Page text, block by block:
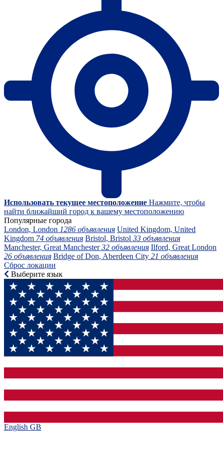
Использовать текущее местоположение Нажмите, чтобы
найти ближайший город к вашему местоположению
Популярные города
London, London 1286 объявления United Kingdom, United
Kingdom 74 объявления Bristol, Bristol 33 объявления
Manchester, Great Manchester32 объявления Ilford, Great London
26 объявления Bridge of Don, Aberdeen City 21 объявления
Сброс локации
Выберите язык
English GB‎